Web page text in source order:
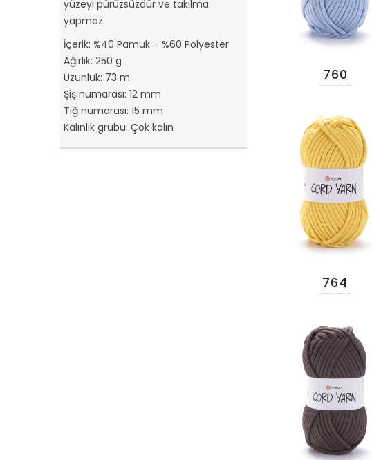
yüzeyi pürüzsüzdür ve takılma
yapmaz.
İçerik: %40 Pamuk – %60 Polyester
Ağırlık: 250 g
Uzunluk: 73 m
Şiş numarası: 12 mm
Tığ numarası: 15 mm
Kalınlık grubu: Çok kalın
760
764